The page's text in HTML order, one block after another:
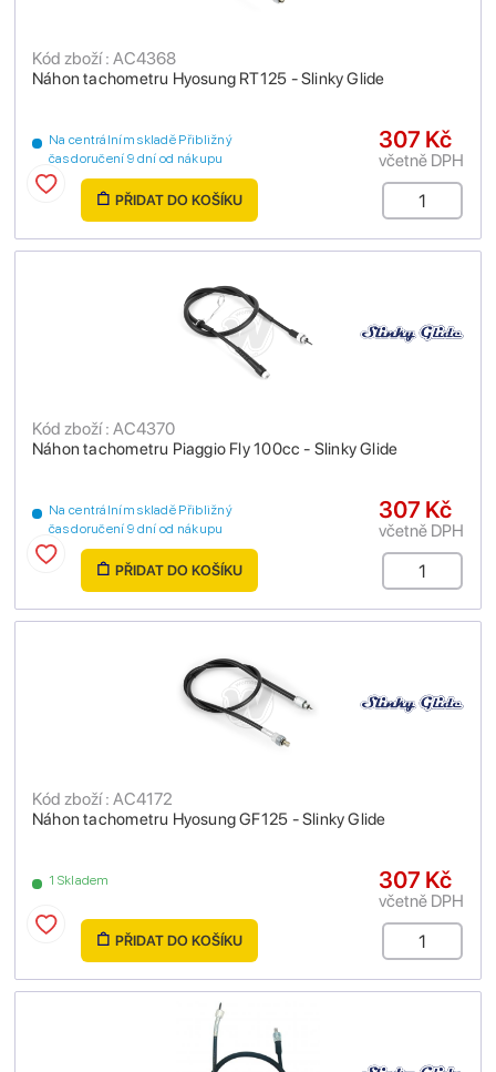
Náhon tachometru Hyosung RT125 - Slinky Glide
Kód zboží : AC4368
Na centrálním skladě Přibližný
čas doručení 9 dní od nákupu
307 Kč
včetně DPH
PŘIDAT DO KOŠÍKU
Náhon tachometru Piaggio Fly 100cc - Slinky Glide
Kód zboží : AC4370
Na centrálním skladě Přibližný
čas doručení 9 dní od nákupu
307 Kč
včetně DPH
PŘIDAT DO KOŠÍKU
Náhon tachometru Hyosung GF125 - Slinky Glide
Kód zboží : AC4172
1 Skladem 307 Kč
včetně DPH
PŘIDAT DO KOŠÍKU